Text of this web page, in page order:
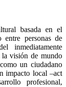
basada en el
personas de
inmediatamente
visión de mundo
un ciudadano
impacto local –act
profesional,